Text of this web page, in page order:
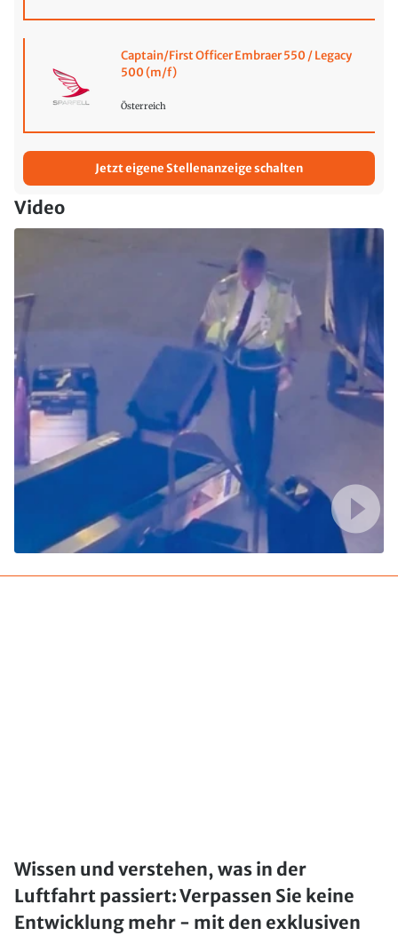
Captain/First Officer Embraer 550 / Legacy
500 (m/f)
Österreich
Jetzt eigene Stellenanzeige schalten
Video
Wissen und verstehen, was in der
Luftfahrt passiert: Verpassen Sie keine
Entwicklung mehr - mit den exklusiven